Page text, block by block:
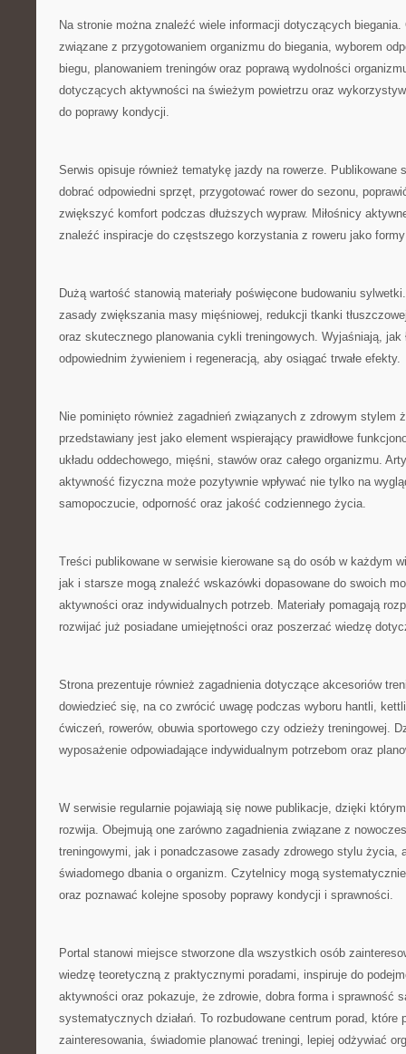
Na stronie można znaleźć wiele informacji dotyczących biegania.
związane z przygotowaniem organizmu do biegania, wyborem
biegu, planowaniem treningów oraz poprawą wydolności
dotyczących aktywności na świeżym powietrzu oraz
do poprawy kondycji.
Serwis opisuje również tematykę jazdy na rowerze. Publikowane
dobrać odpowiedni sprzęt, przygotować rower do sezonu,
zwiększyć komfort podczas dłuższych wypraw. Miłośnicy
znaleźć inspiracje do częstszego korzystania z roweru jako
Dużą wartość stanowią materiały poświęcone budowaniu
zasady zwiększania masy mięśniowej, redukcji tkanki
oraz skutecznego planowania cykli treningowych. Wyjaśniają,
odpowiednim żywieniem i regeneracją, aby osiągać trwałe efekty.
Nie pominięto również zagadnień związanych z zdrowym stylem
przedstawiany jest jako element wspierający prawidłowe
układu oddechowego, mięśni, stawów oraz całego organizmu.
aktywność fizyczna może pozytywnie wpływać nie tylko na
samopoczucie, odporność oraz jakość codziennego życia.
Treści publikowane w serwisie kierowane są do osób w każdym
jak i starsze mogą znaleźć wskazówki dopasowane do swoich
aktywności oraz indywidualnych potrzeb. Materiały pomagają
rozwijać już posiadane umiejętności oraz poszerzać wiedzę
Strona prezentuje również zagadnienia dotyczące akcesoriów
dowiedzieć się, na co zwrócić uwagę podczas wyboru hantli,
ćwiczeń, rowerów, obuwia sportowego czy odzieży treningowej.
wyposażenie odpowiadające indywidualnym potrzebom oraz
W serwisie regularnie pojawiają się nowe publikacje, dzięki
rozwija. Obejmują one zarówno zagadnienia związane z
treningowymi, jak i ponadczasowe zasady zdrowego stylu życia,
świadomego dbania o organizm. Czytelnicy mogą
oraz poznawać kolejne sposoby poprawy kondycji i sprawności.
Portal stanowi miejsce stworzone dla wszystkich osób
wiedzę teoretyczną z praktycznymi poradami, inspiruje do
aktywności oraz pokazuje, że zdrowie, dobra forma i sprawność
systematycznych działań. To rozbudowane centrum porad, które
zainteresowania, świadomie planować treningi, lepiej odżywiać